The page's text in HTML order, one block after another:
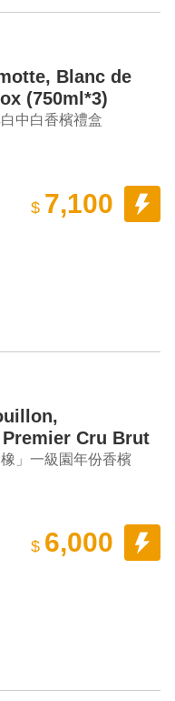
Blanc de
(750ml*3)
中白香檳禮盒
$ 7,100
Cru Brut
」一級園年份香檳
$ 6,000